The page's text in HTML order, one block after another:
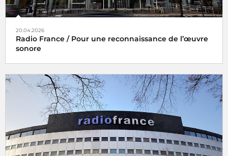
20.04.2026
Radio France / Pour une reconnaissance de l’œuvre
sonore